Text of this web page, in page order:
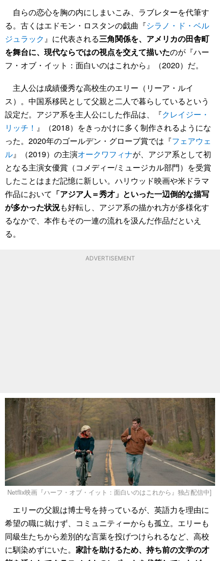
自らの恋心を胸の内にしまいこみ、ラブレターを代筆す
る。古くはエドモン・ロスタンの戯曲『シラノ・ド・ベル
ジュラック』に代表される三角関係を、アメリカの田舎町
を舞台に、現代ならではの視点を交えて描いたのが『ハー
フ・オブ・イット：面白いのはこれから』（2020）だ。
主人公は成績優秀な高校生のエリー（リーア・ルイ
ス）。中国系移民として父親と二人で暮らしているという
設定だ。アジア系を主人公にした作品は、『クレイジー・
リッチ！ 』（2018）をきっかけに多く制作されるようにな
った。2020年のゴールデン・グローブ賞では『フェアウェ
ル』（2019）の主演オークワフィナが、アジア系として初
となる主演女優賞（コメディー/ミュージカル部門）を受賞
したことはまだ記憶に新しい。ハリウッド映画や米ドラマ
作品において 「アジア人＝秀才」といった一辺倒的な描写
が多かった状況も好転し、アジア系の描かれ方が多様化す
るなかで、本作もその一連の流れを汲んだ作品だといえ
る。
ADVERTISEMENT
Netflix映画『ハーフ・オブ・イット：面白いのはこれから』独占配信中]
エリーの父親は博士号を持っているが、英語力を理由に
希望の職に就けず、コミュニティーからも孤立。エリーも
同級生たちから差別的な言葉を投げつけられるなど、高校
に馴染めずにいた。 家計を助けるため、持ち前の文学の才